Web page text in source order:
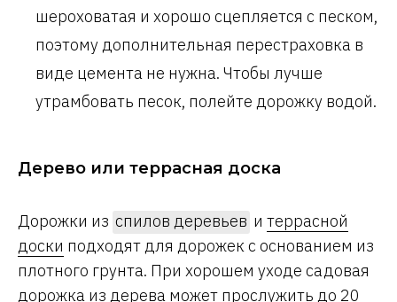
шероховатая и хорошо сцепляется с песком,
поэтому дополнительная перестраховка в
виде цемента не нужна. Чтобы лучше
утрамбовать песок, полейте дорожку водой.
Дерево или террасная доска
Дорожки из спилов деревьев и террасной
доски подходят для дорожек с основанием из
плотного грунта. При хорошем уходе садовая
дорожка из дерева может прослужить до 20